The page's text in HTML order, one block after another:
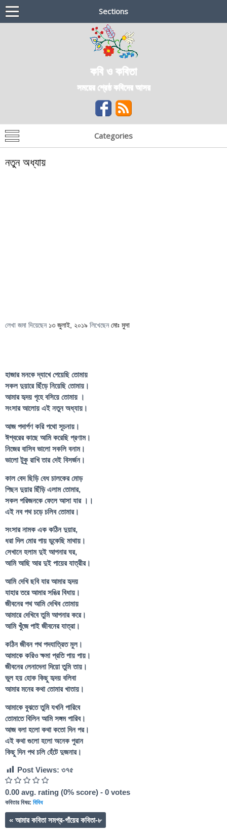
Sections
কবি ও কবিতা
সময়ের শ্রেষ্ঠ কবিদের আসর
Categories
নতুন অধ্যায়
লেখা জমা দিয়েছেন ১৩ জুলাই, ২০১৯ লিখেছেন মোঃ মুসা
হাজার মনকে দ্যাখে পেয়েছি তোমায়
সকল দুয়ারে ছিঁড়ে নিয়েছি তোমায়।
আমার হৃদয় গৃহে বসিয়ে তোমায় ।
সংসার আলোয় এই নতুন অধ্যায়।
আজ পদার্পণ করি পথো সূচনায়।
ঈশ্বরের কাছে আমি করেছি প্রণাম।
নিজের বাসিব ভালো সকলি বনাম।
ভালো টুকু রাখি তার দেই বিসর্জন।
কাল বেদ ছিড়ি বেধ চালকের মোড়
পিছন দুয়ার ছিঁড়ি এলাম তোমার,
সকল পরিজনকে ফেলে আসা যার ।।
এই নব পথ চড়ে চলিব তোমার।
সংসার নামক এক কঠিন দুয়ার,
ধরা দিল মোর পায় ডুকেছি মাথায়।
সেখানে হলাম দুই আপনার ঘর,
আমি আছি আর দুই পায়ের যাত্রীর।
আমি দেখি ছবি যার আমার হৃদয়
যাহার তরে আমার সঙির বিধায়।
জীবনের পথ আমি দেখিব তোমায়
আমারে দেখিবে তুমি আপনার করে।
আমি খুঁজে পাই জীবনের যাত্রা।
কঠিন জীবন পথ পদযাত্রিত মুল।
আমাকে করিও ক্ষমা প্রতি পায় পায়।
জীবনের লেনাদেনা দিয়ো তুমি তায়।
ভুল হয় হোক কিছু হৃদয় বলিবা
আমার মনের কথা তোমার খাতায়।
আমাকে বুঝতে তুমি যখনি পারিবে
তোমাতে বিলিন আমি সঙ্গম পারিব।
আজ বলা হলো কথা কতো দিন পর।
এই কথা গুলো হলো অনেক পুরান
কিছু দিন পথ চলি হেঁটে দুজনার।
Post Views: ৩৭৫
0.00 avg. rating (0% score) - 0 votes
কবিতার বিষয়: বিবিধ
« আমার কবিতা সমগ্র-গাঁয়ের কবিতা-৮